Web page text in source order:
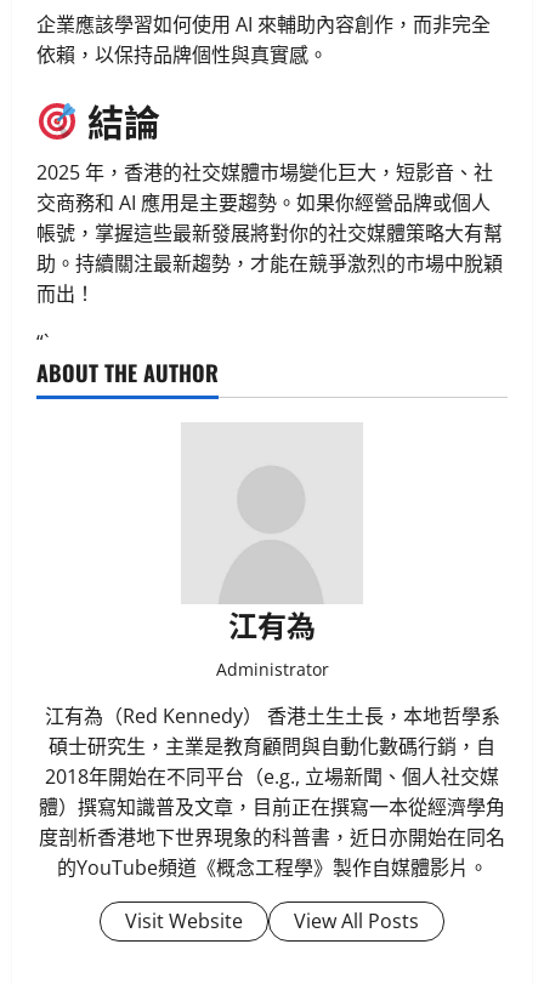
企業應該學習如何使用 AI 來輔助內容創作，而非完全
依賴，以保持品牌個性與真實感。
結論
2025 年，香港的社交媒體市場變化巨大，短影音、社
交商務和 AI 應用是主要趨勢。如果你經營品牌或個人
帳號，掌握這些最新發展將對你的社交媒體策略大有幫
助。持續關注最新趨勢，才能在競爭激烈的市場中脫穎
而出！
“`
ABOUT THE AUTHOR
江有為
Administrator
江有為（Red Kennedy） 香港土生土長，本地哲學系
碩士研究生，主業是教育顧問與自動化數碼行銷，自
2018年開始在不同平台（e.g., 立場新聞、個人社交媒
體）撰寫知識普及文章，目前正在撰寫一本從經濟學角
度剖析香港地下世界現象的科普書，近日亦開始在同名
的YouTube頻道《概念工程學》製作自媒體影片。
Visit Website
View All Posts